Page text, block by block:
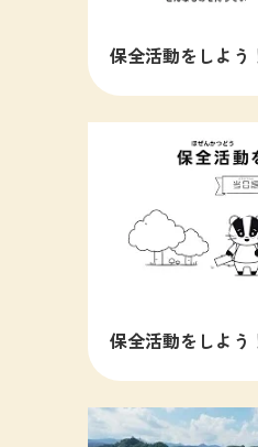
保全活動をしよう
保全活動をしよう